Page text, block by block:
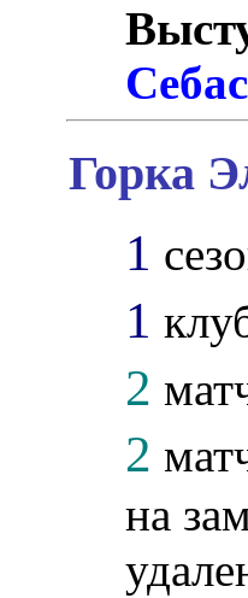
Горка
1
1
2
2
на